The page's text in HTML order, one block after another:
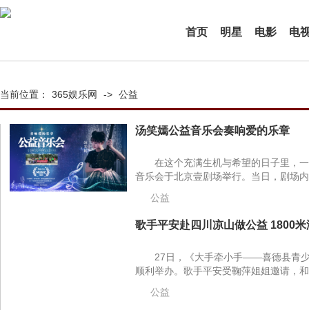
首页 明星 电影 电
当前位置： 365娱乐网 -> 公益
汤笑嫣公益音乐会奏响爱的乐章
在这个充满生机与希望的日子里，
音乐会于北京壹剧场举行。当日，剧场
公益
歌手平安赴四川凉山做公益 1800
27日，《大手牵小手——喜德县青
顺利举办。歌手平安受鞠萍姐姐邀请，
公益